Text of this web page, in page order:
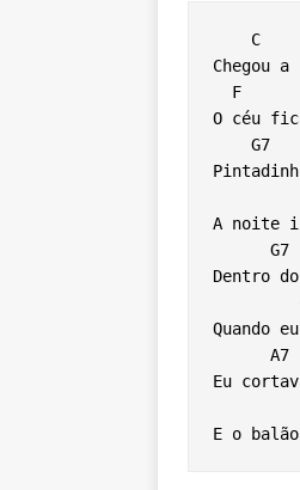
Chegou
O céu
A noite
Dentro
Quando
Eu
E o